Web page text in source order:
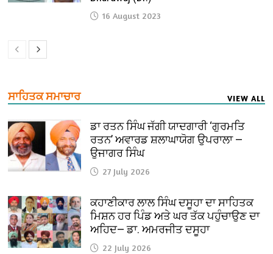
16 August 2023
ਸਾਹਿਤਕ ਸਮਾਚਾਰ VIEW ALL
ਡਾ ਰਤਨ ਸਿੰਘ ਜੱਗੀ ਯਾਦਗਾਰੀ ‘ਗੁਰਮਤਿ
ਰਤਨ’ ਅਵਾਰਡ ਸ਼ਲਾਘਾਯੋਗ ਉਪਰਾਲਾ —
ਉਜਾਗਰ ਸਿੰਘ
27 July 2026
ਕਹਾਣੀਕਾਰ ਲਾਲ ਸਿੰਘ ਦਸੂਹਾ ਦਾ ਸਾਹਿਤਕ
ਮਿਸ਼ਨ ਹਰ ਪਿੰਡ ਅਤੇ ਘਰ ਤੱਕ ਪਹੁੰਚਾਉਣ ਦਾ
ਅਹਿਦ— ਡਾ. ਅਮਰਜੀਤ ਦਸੂਹਾ
22 July 2026